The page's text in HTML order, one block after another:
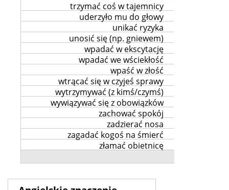
trzymać coś w tajemnicy
uderzyło mu do głowy
unikać ryzyka
unosić się (np. gniewem)
wpadać w ekscytację
wpadać we wściekłość
wpaść w złość
wtrącać się w czyjeś sprawy
wytrzymywać (z kimś/czymś)
wywiązywać się z obowiązków
zachować spokój
zadzierać nosa
zagadać kogoś na śmierć
złamać obietnicę